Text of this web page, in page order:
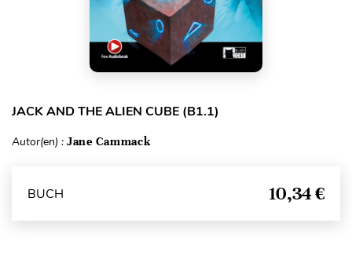
JACK AND THE ALIEN CUBE (B1.1)
Autor(en) : Jane Cammack
BUCH 10,34 €